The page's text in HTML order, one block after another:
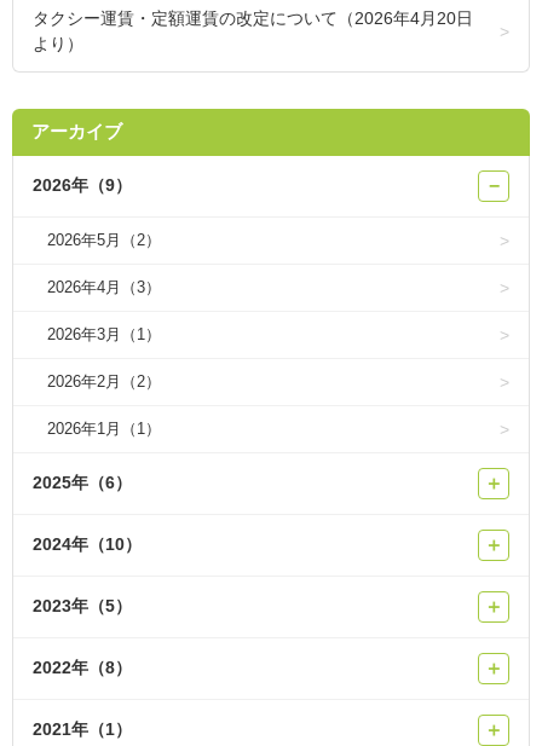
タクシー運賃・定額運賃の改定について（2026年4月20日
より）
アーカイブ
2026年（9） −
2026年5月（2）
2026年4月（3）
2026年3月（1）
2026年2月（2）
2026年1月（1）
2025年（6） ＋
2024年（10） ＋
2023年（5） ＋
2022年（8） ＋
2021年（1） ＋